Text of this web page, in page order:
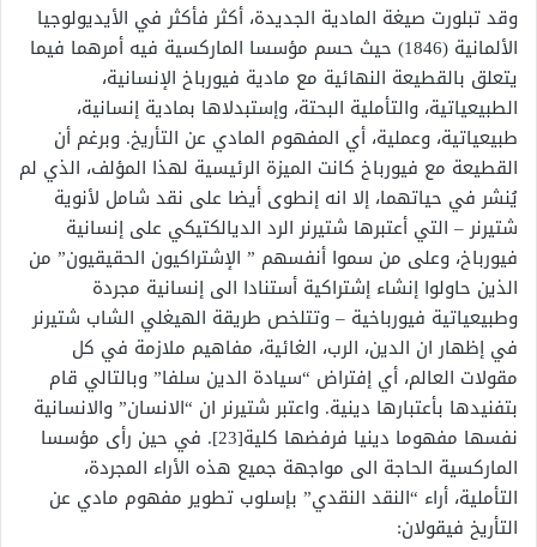
وقد تبلورت صيغة المادية الجديدة، أكثر فأكثر في الأيديولوجيا
الألمانية (1846) حيث حسم مؤسسا الماركسية فيه أمرهما فيما
يتعلق بالقطيعة النهائية مع مادية فيورباخ الإنسانية،
الطبيعياتية، والتأملية البحتة، وإستبدلاها بمادية إنسانية،
طبيعياتية، وعملية، أي المفهوم المادي عن التأريخ. وبرغم أن
القطيعة مع فيورباخ كانت الميزة الرئيسية لهذا المؤلف، الذي لم
يُنشر في حياتهما، إلا انه إنطوى أيضا على نقد شامل لأنوية
شتيرنر – التي أعتبرها شتيرنر الرد الديالكتيكي على إنسانية
فيورباخ، وعلى من سموا أنفسهم ” الإشتراكيون الحقيقيون” من
الذين حاولوا إنشاء إشتراكية أستنادا الى إنسانية مجردة
وطبيعياتية فيورباخية – وتتلخص طريقة الهيغلي الشاب شتيرنر
في إظهار ان الدين، الرب، الغائية، مفاهيم ملازمة في كل
مقولات العالم، أي إفتراض “سيادة الدين سلفا” وبالتالي قام
بتفنيدها بأعتبارها دينية. واعتبر شتيرنر ان “الانسان” والانسانية
نفسها مفهوما دينيا فرفضها كلية[23]. في حين رأى مؤسسا
الماركسية الحاجة الى مواجهة جميع هذه الأراء المجردة،
التأملية، أراء “النقد النقدي” بإسلوب تطوير مفهوم مادي عن
التأريخ فيقولان: